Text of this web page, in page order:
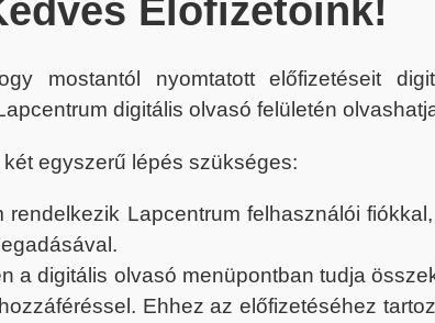
Előfizetőink!
mostantól nyomtatott előfizetéseit
digitális olvasó felületén
egyszerű lépés szükséges:
rendelkezik Lapcentrum felhasználói
a digitális olvasó menüpontban tudja
Ehhez az előfizetéséhez